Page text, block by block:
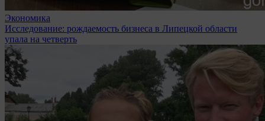
Экономика
Исследование: рождаемость бизнеса в Липецкой области
упала на четверть